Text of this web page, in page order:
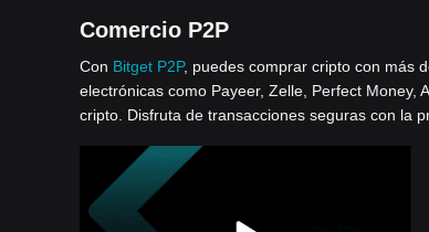
Comercio P2P
Con Bitget P2P, puedes comprar cripto con más
electrónicas como Payeer, Zelle, Perfect Money,
cripto. Disfruta de transacciones seguras con la